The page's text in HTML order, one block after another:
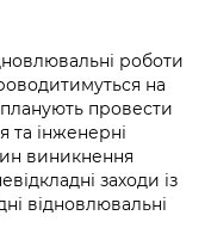
роботи
на
планують провести
та інженерні
виникнення
заходи із
відновлювальні